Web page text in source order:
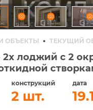
ОБЪЕКТЫ ТЕКУЩИЙ
лоджий с 2
конструкций
2
дата